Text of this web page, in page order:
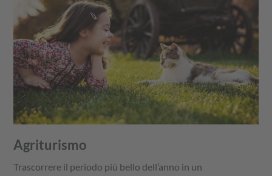
Agriturismo
Trascorrere il periodo più bello dell’anno in un